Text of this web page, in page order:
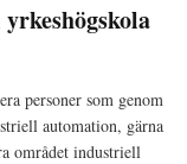
personer som genom
automation, gärna
området industriell